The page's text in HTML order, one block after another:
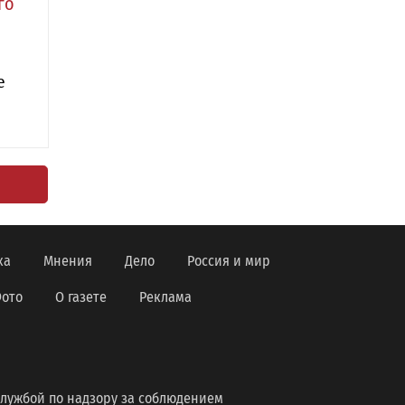
Мнения Дело Россия и мир
О газете Реклама
по надзору за соблюдением